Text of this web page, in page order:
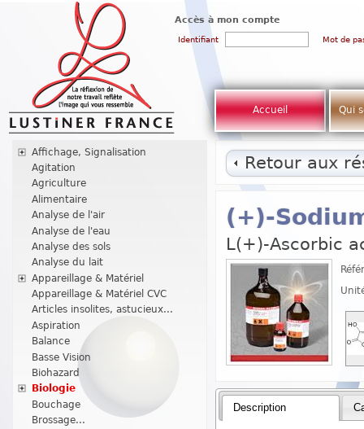
Accès à mon compte
Identifiant Mot de
Accueil Qui
Affichage, Signalisation
Agitation
Agriculture
Alimentaire
Analyse de l'air
Analyse de l'eau
Analyse des sols
Analyse du lait
Appareillage & Matériel
Appareillage & Matériel CVC
Articles insolites, astucieux...
Aspiration
Balance
Basse Vision
Biohazard
Biologie
Bouchage
Brossage...
Retour aux
(+)-
L(+)-Ascorbic
Description